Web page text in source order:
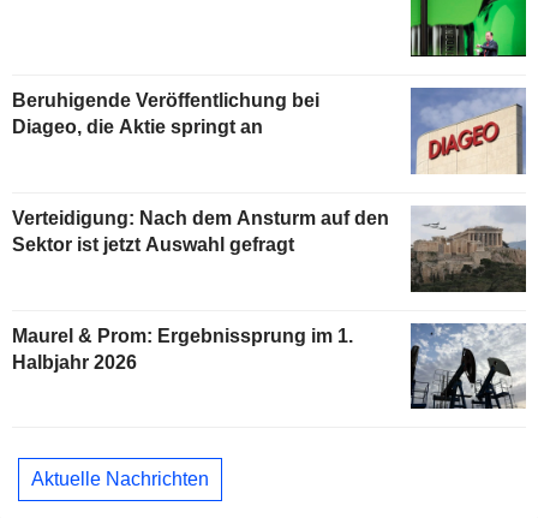
Beruhigende Veröffentlichung bei
Diageo, die Aktie springt an
Verteidigung: Nach dem Ansturm auf den
Sektor ist jetzt Auswahl gefragt
Maurel & Prom: Ergebnissprung im 1.
Halbjahr 2026
Aktuelle Nachrichten